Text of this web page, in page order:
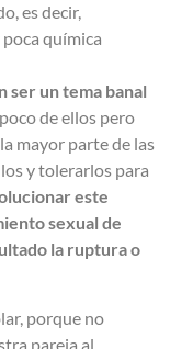
es decir,
química
ser un tema banal
de ellos pero
mayor parte de las
y tolerarlos para
este
sexual de
la ruptura o
porque no
pareja al